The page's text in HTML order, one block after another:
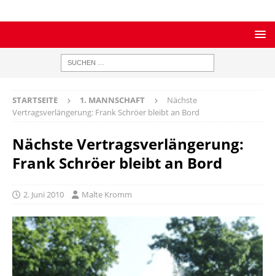
STARTSEITE 1. MANNSCHAFT
Nächste
Vertragsverlängerung: Frank Schröer bleibt an Bord
Nächste Vertragsverlängerung:
Frank Schröer bleibt an Bord
2. Juni 2010 Malte Kromm